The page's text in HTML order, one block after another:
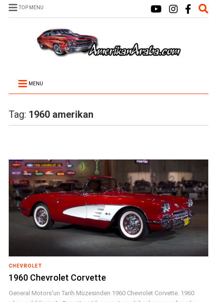
TOP MENU
MENU
Tag: 1960 amerikan
CHEVROLET
1960 Chevrolet Corvette
General Motors'un Tarih Müzesinden 1960 Chevrolet Corvette. 1960